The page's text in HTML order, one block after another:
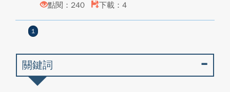
點閱：240
下載：4
1
關鍵詞